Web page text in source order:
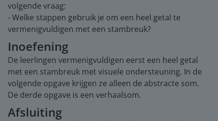
volgende vraag:
- Welke stappen gebruik je om een heel getal te
vermenigvuldigen met een stambreuk?
Inoefening
De leerlingen vermenigvuldigen eerst een heel getal
met een stambreuk met visuele ondersteuning. In de
volgende opgave krijgen ze alleen de abstracte som.
De derde opgave is een verhaalsom.
Afsluiting